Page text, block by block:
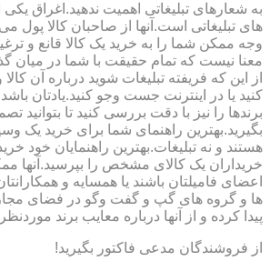
به شعارهای تبلیغاتی اهمیت ندهید.اغراق
های تبلیغاتی است.آنها از صاحبان کالا پول می
وجه ممکن شما را به خرید یک کالا قانع و
معنا نیست که تمام حقیقت با شما در میان
از این که فریفته تبلیغات شوید درباره آن
کنید یا در اینترنت جست وجو کنید.یادتان
برندها را نیز با دقت بررسی کنید تا بتوانید
بگیرید.بهترین راهنمای شما برای خرید یک
هستند و نه تبلیغات.بهترین راهنمایان خود
خریداران یک کالای مشخص را بپرسید.آنها
اعضای فامیلتان باشند یا همسایه و
ها و گروه های گپ و گفت وگو در فضای مجازی
پیدا کرده و از آنها درباره معایب برند
از فروشندگان مدعی فاکتور بگیرید!